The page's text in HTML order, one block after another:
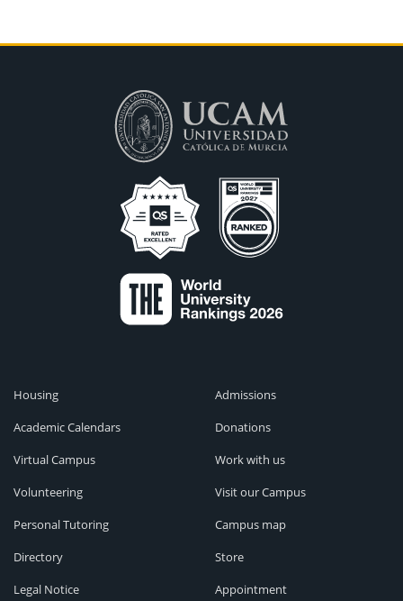
Housing
Academic Calendars
Virtual Campus
Volunteering
Personal Tutoring
Directory
Legal Notice
Admissions
Donations
Work with us
Visit our Campus
Campus map
Store
Appointment